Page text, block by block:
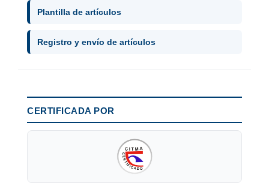
Plantilla de artículos
Registro y envío de artículos
CERTIFICADA POR